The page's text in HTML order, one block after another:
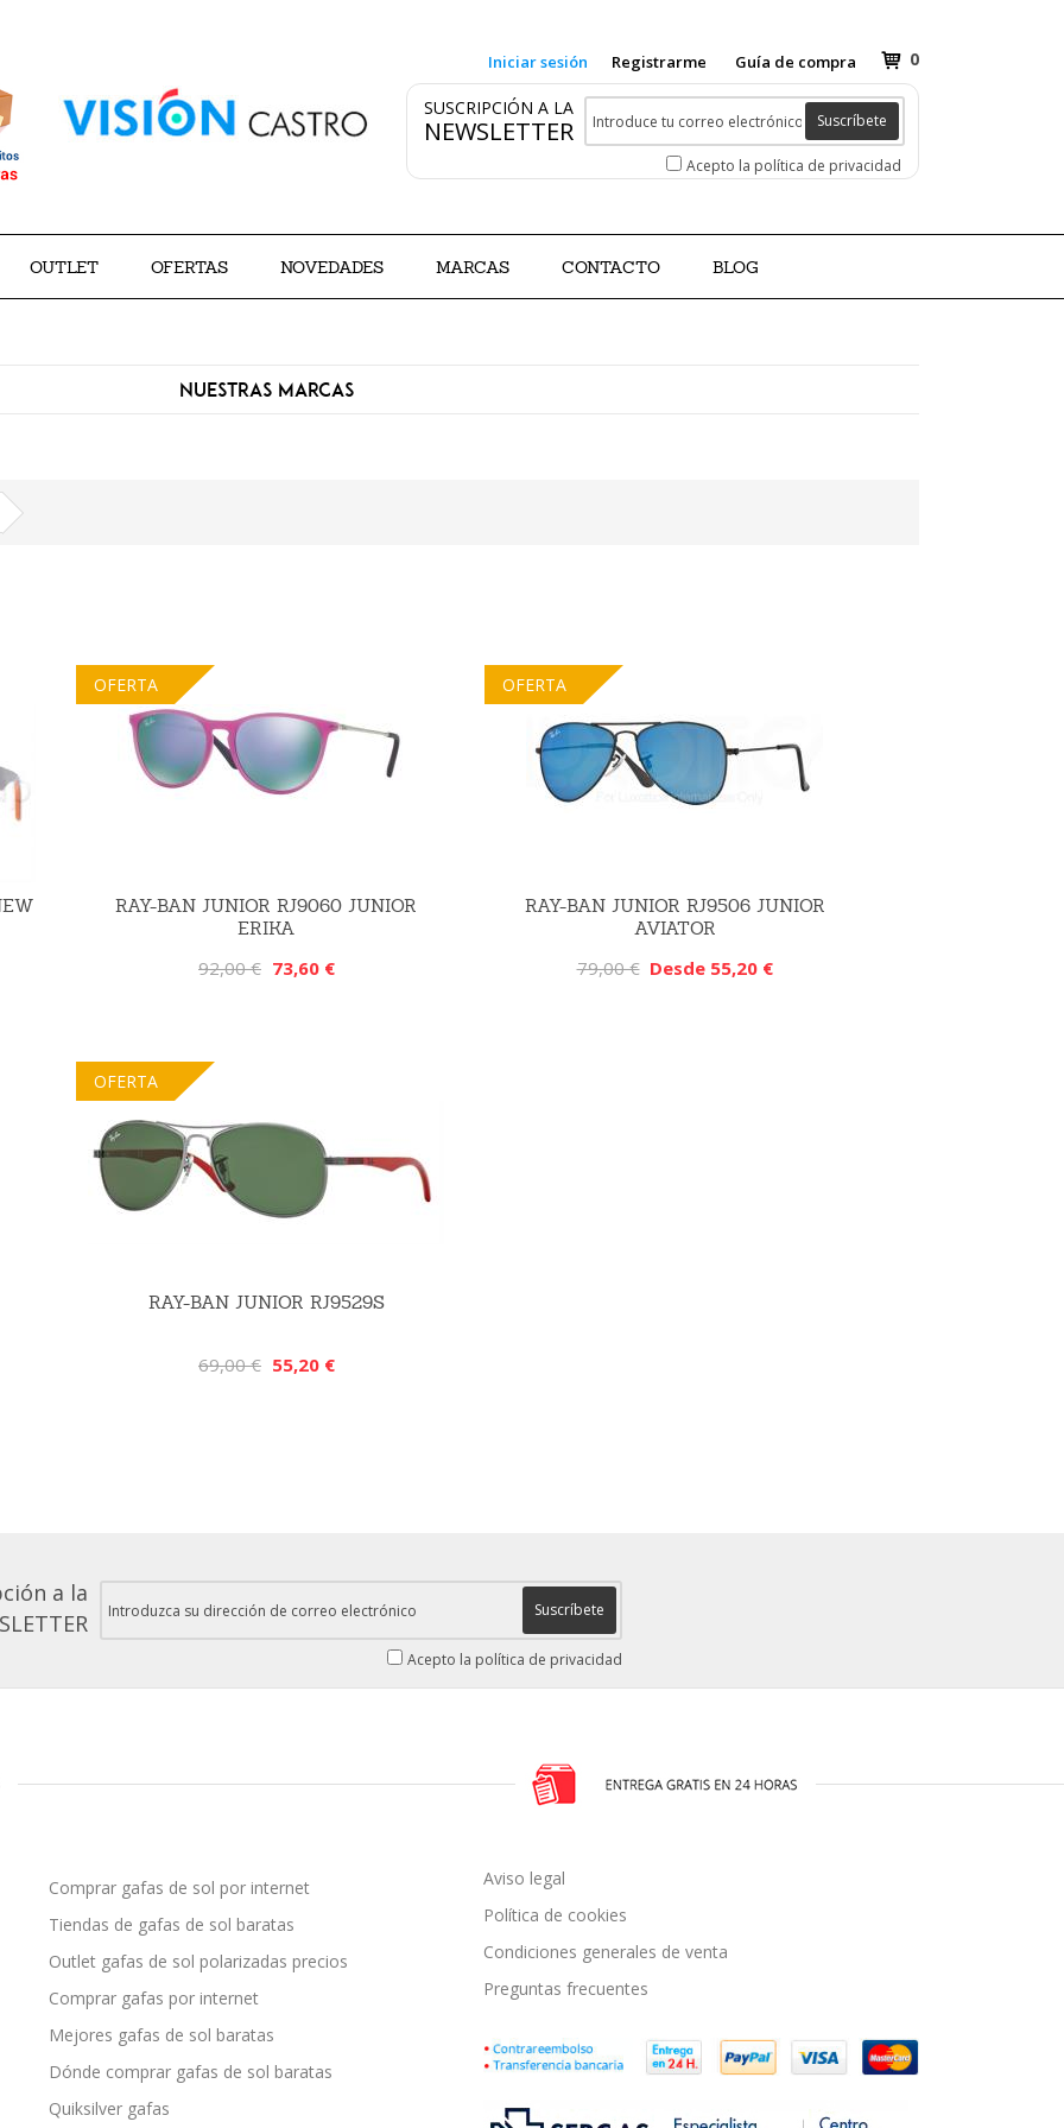
0
Iniciar sesión Registrarme Guía de compra
SUSCRIPCIÓN A LA
NEWSLETTER Suscríbete
Acepto la política de privacidad
OUTLET OFERTAS NOVEDADES MARCAS CONTACTO BLOG
NUESTRAS MARCAS
OFERTA
RAY-BAN JUNIOR RJ9060 JUNIOR
ERIKA
92,00 € 73,60 €
OFERTA
RAY-BAN JUNIOR RJ9506 JUNIOR
AVIATOR
79,00 € Desde 55,20 €
OFERTA
RAY-BAN JUNIOR RJ9529S
69,00 € 55,20 €
a la
Suscríbete
Acepto la política de privacidad
Comprar gafas de sol por internet
Tiendas de gafas de sol baratas
Outlet gafas de sol polarizadas precios
Comprar gafas por internet
Mejores gafas de sol baratas
Dónde comprar gafas de sol baratas
Quiksilver gafas
Aviso legal
Política de cookies
Condiciones generales de venta
Preguntas frecuentes